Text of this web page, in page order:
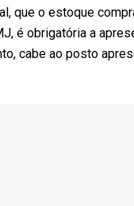
que o estoque
é obrigatória a
cabe ao posto